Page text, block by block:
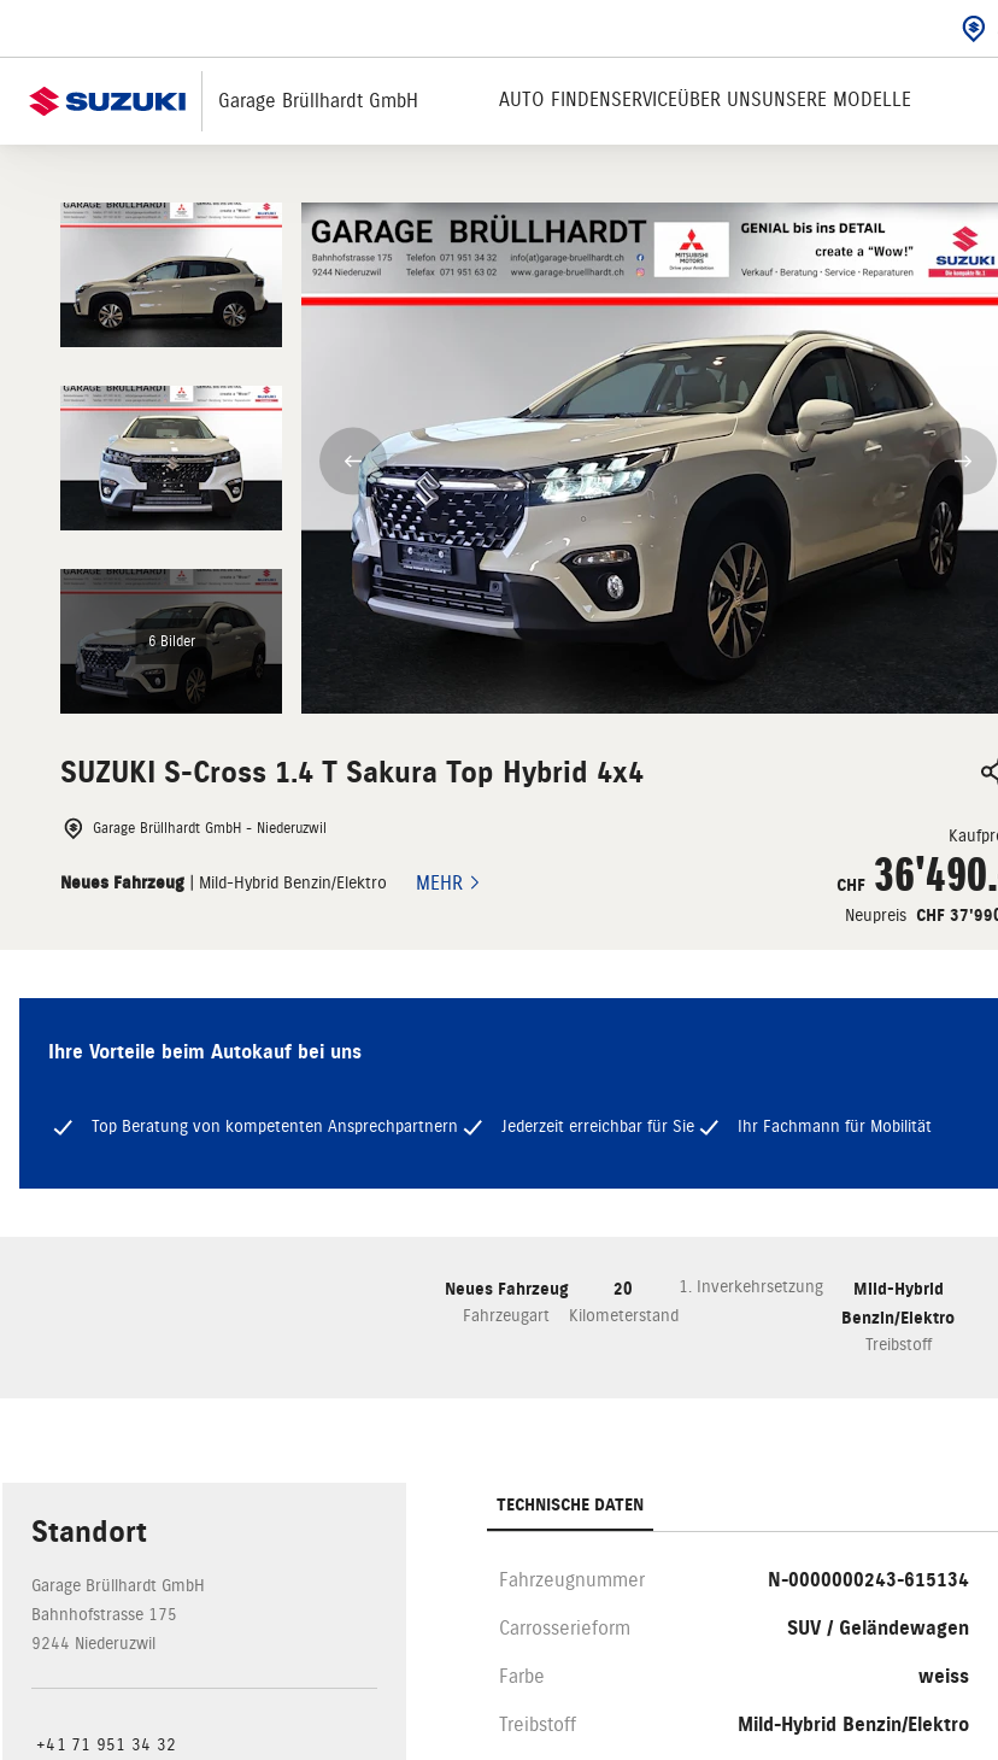
Garage Brüllhardt GmbH AUTO FINDENSERVICEÜBER UNSUNSERE MODELLE
6 Bilder
SUZUKI S-Cross 1.4 T Sakura Top Hybrid 4x4
Garage Brüllhardt GmbH - Niederuzwil
Neues Fahrzeug | Mild-Hybrid Benzin/Elektro MEHR CHF
Neupreis CHF
Ihre Vorteile beim Autokauf bei uns
Top Beratung von kompetenten Ansprechpartnern Jederzeit erreichbar für Sie Ihr Fachmann für Mobilität
Neues Fahrzeug
Fahrzeugart
20
Kilometerstand
1. Inverkehrsetzung
Mild-Hybrid
Benzin/Elektro
Treibstoff
TECHNISCHE DATEN
Fahrzeugnummer
N-0000000243-615134
Carrosserieform
SUV / Geländewagen
Farbe
weiss
Treibstoff
Mild-Hybrid Benzin/Elektro
Standort
Garage Brüllhardt GmbH
Bahnhofstrasse 175
9244 Niederuzwil
+41 71 951 34 32